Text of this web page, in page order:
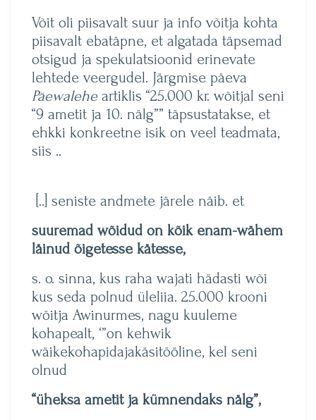
Võit oli piisavalt suur ja info võitja kohta
piisavalt ebatäpne, et algatada täpsemad
otsigud ja spekulatsioonid erinevate
lehtede veergudel. Järgmise päeva
Päewaleheartiklis “25.000 kr. wõitjal seni
“9 ametit ja 10. nälg”” täpsustatakse, et
ehkki konkreetne isik on veel teadmata,
siis ..
[..] seniste andmete järele näib. et
suuremad wõidud on kõik enam-wähem
läinud õigetesse kätesse,
s. o. sinna, kus raha wajati hädasti wõi
kus seda polnud üleliia. 25.000 krooni
wöitja Awinurmes, nagu kuuleme
kohapealt, ‘”on kehwik
wäikekohapidajakäsitööline, kel seni
olnud
“üheksa ametit ja kümnendaks nälg”,